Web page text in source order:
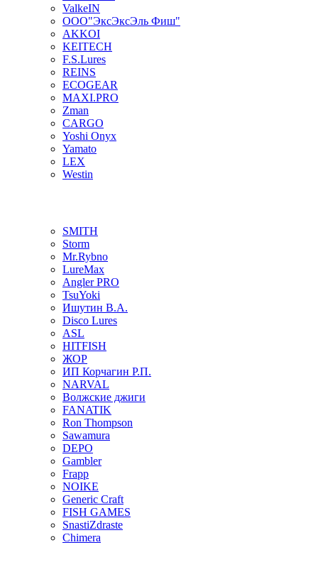
ValkeIN
ООО"ЭксЭксЭль Фиш"
AKKOI
KEITECH
F.S.Lures
REINS
ECOGEAR
MAXI.PRO
Zman
CARGO
Yoshi Onyx
Yamato
LEX
Westin
SMITH
Storm
Mr.Rybno
LureMax
Angler PRO
TsuYoki
Ишутин В.А.
Disco Lures
ASL
HITFISH
ЖОР
ИП Корчагин Р.П.
NARVAL
Волжские джиги
FANATIK
Ron Thompson
Sawamura
DEPO
Gambler
Frapp
NOIKE
Generic Craft
FISH GAMES
SnastiZdraste
Chimera